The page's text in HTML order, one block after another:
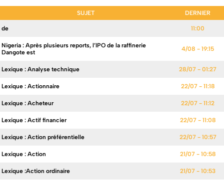
SUJET DERNIER
de 11:00
Nigeria : Après plusieurs reports, l’IPO de la raffinerie
Dangote est
4/08 - 19:15
Lexique : Analyse technique 28/07 - 01:27
Lexique : Actionnaire 22/07 - 11:18
Lexique : Acheteur 22/07 - 11:12
Lexique : Actif financier 22/07 - 11:08
Lexique : Action préférentielle 22/07 - 10:57
Lexique : Action 21/07 - 10:58
Lexique :Action ordinaire 21/07 - 10:53